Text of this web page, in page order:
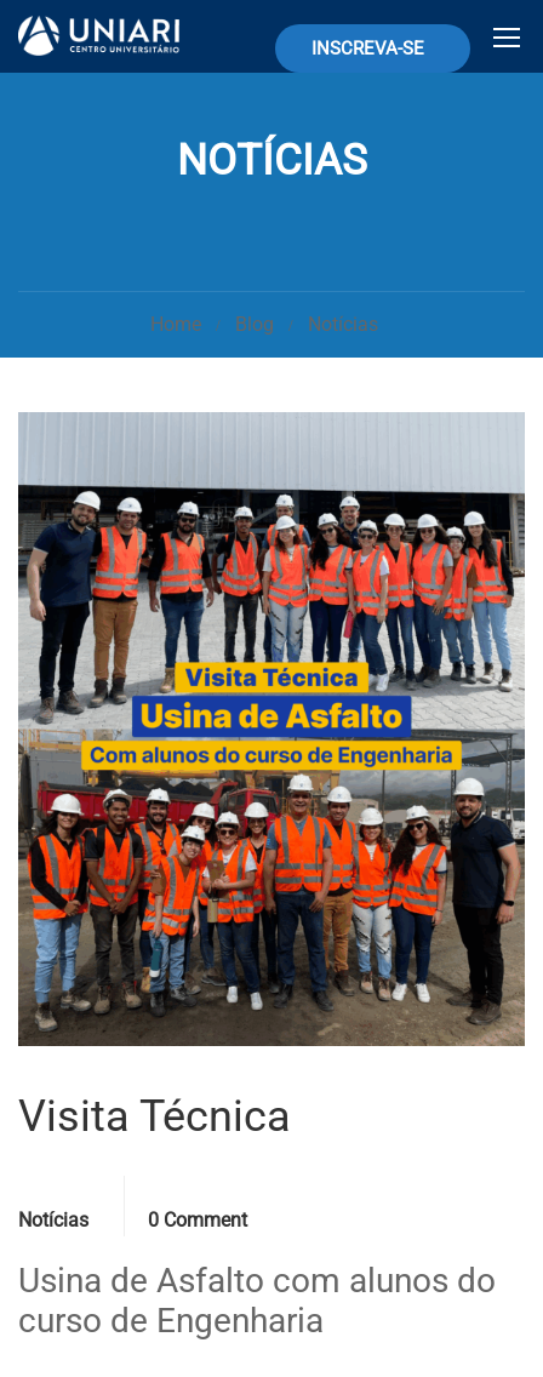
INSCREVA-SE
NOTÍCIAS
Home Blog Notícias
Visita Técnica
Notícias 0 Comment
Usina de Asfalto com alunos do
curso de Engenharia